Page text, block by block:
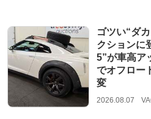
ゴツい“ダ
クションに
5”が車高ア
でオフロー
変
2026.08.07